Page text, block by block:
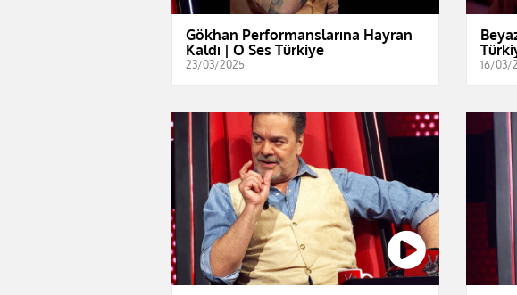
Gökhan Performanslarına Hayran
Kaldı | O Ses Türkiye
23/03/2025 16/03/